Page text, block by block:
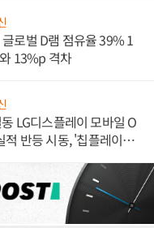
로벌 D램 점유율 39% 1
13%p 격차
LG디스플레이 모바일 O
적 반등 시동, '칩플레이